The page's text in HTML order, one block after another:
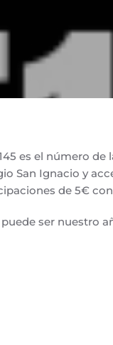
es el número
San Ignacio y
de 5€
puede ser nuestro